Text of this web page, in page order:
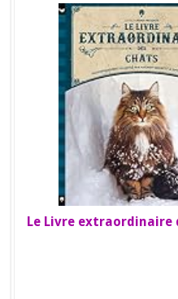
Le Livre extraordinaire